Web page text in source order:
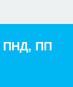
ПП